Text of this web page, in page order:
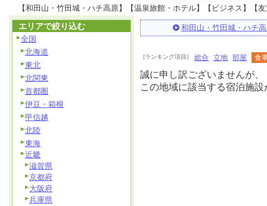
【和田山・竹田城・ハチ高原】【温泉旅館・ホテル】【ビジネス】【
和田山・竹田城・ハチ
[ランキング項目] 総合 立地 部屋 食
誠に申し訳ございませんが、
この地域に該当する宿泊施
エリアで絞り込む
全国
北海道
東北
北関東
首都圏
伊豆・箱根
甲信越
北陸
東海
近畿
滋賀県
京都府
大阪府
兵庫県